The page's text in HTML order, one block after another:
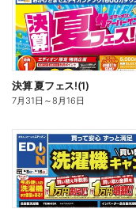
決算 夏フェス!(1)
7月31日 ～8月16日